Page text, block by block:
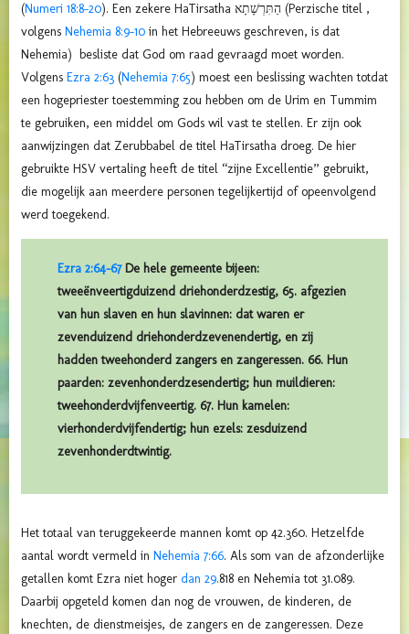
(Numeri 18:8-20). Een zekere HaTirsatha הַתִּרְשָׁתָא (Perzische titel ,
volgens Nehemia 8:9-10 in het Hebreeuws geschreven, is dat
Nehemia) besliste dat God om raad gevraagd moet worden.
Volgens Ezra 2:63 (Nehemia 7:65) moest een beslissing wachtentotdat
een hogepriester toestemming zou hebben om de Urim en Tummim
te gebruiken, een middel om Gods wil vast te stellen. Er zijn ook
aanwijzingen dat Zerubbabel de titel HaTirsatha droeg. De hier
gebruikte HSV vertaling heeft de titel “zijne Excellentie” gebruikt,
die mogelijk aan meerdere personen tegelijkertijd of opeenvolgend
werd toegekend.
Ezra 2:64-67De hele gemeente bijeen:
tweeënveertigduizend driehonderdzestig, 65. afgezien
van hun slaven en hun slavinnen: dat waren er
zevenduizend driehonderdzevenendertig, en zij
hadden tweehonderd zangers en zangeressen. 66. Hun
paarden: zevenhonderdzesendertig; hun muildieren:
tweehonderdvijfenveertig. 67. Hun kamelen:
vierhonderdvijfendertig; hun ezels: zesduizend
zevenhonderdtwintig.
Het totaal van teruggekeerde mannen komt op 42.360. Hetzelfde
aantal wordt vermeld in Nehemia 7:66. Als som van de afzonderlijke
getallen komt Ezra niet hoger dan 29.818 en Nehemia tot 31.089.
Daarbij opgeteld komen dan nog de vrouwen, de kinderen, de
knechten, de dienstmeisjes, de zangers en de zangeressen. Deze